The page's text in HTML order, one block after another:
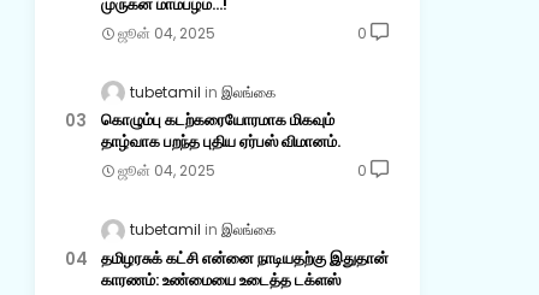
முருகன் மாம்பழம்...!
ஜூன் 04, 2025 0
tubetamil இலங்கை
கொழும்பு கடற்கரையோரமாக மிகவும்
தாழ்வாக பறந்த புதிய ஏர்பஸ் விமானம்.
ஜூன் 04, 2025 0
tubetamil இலங்கை
தமிழரசுக் கட்சி என்னை நாடியதற்கு இதுதான்
காரணம்: உண்மையை உடைத்த டக்ளஸ்